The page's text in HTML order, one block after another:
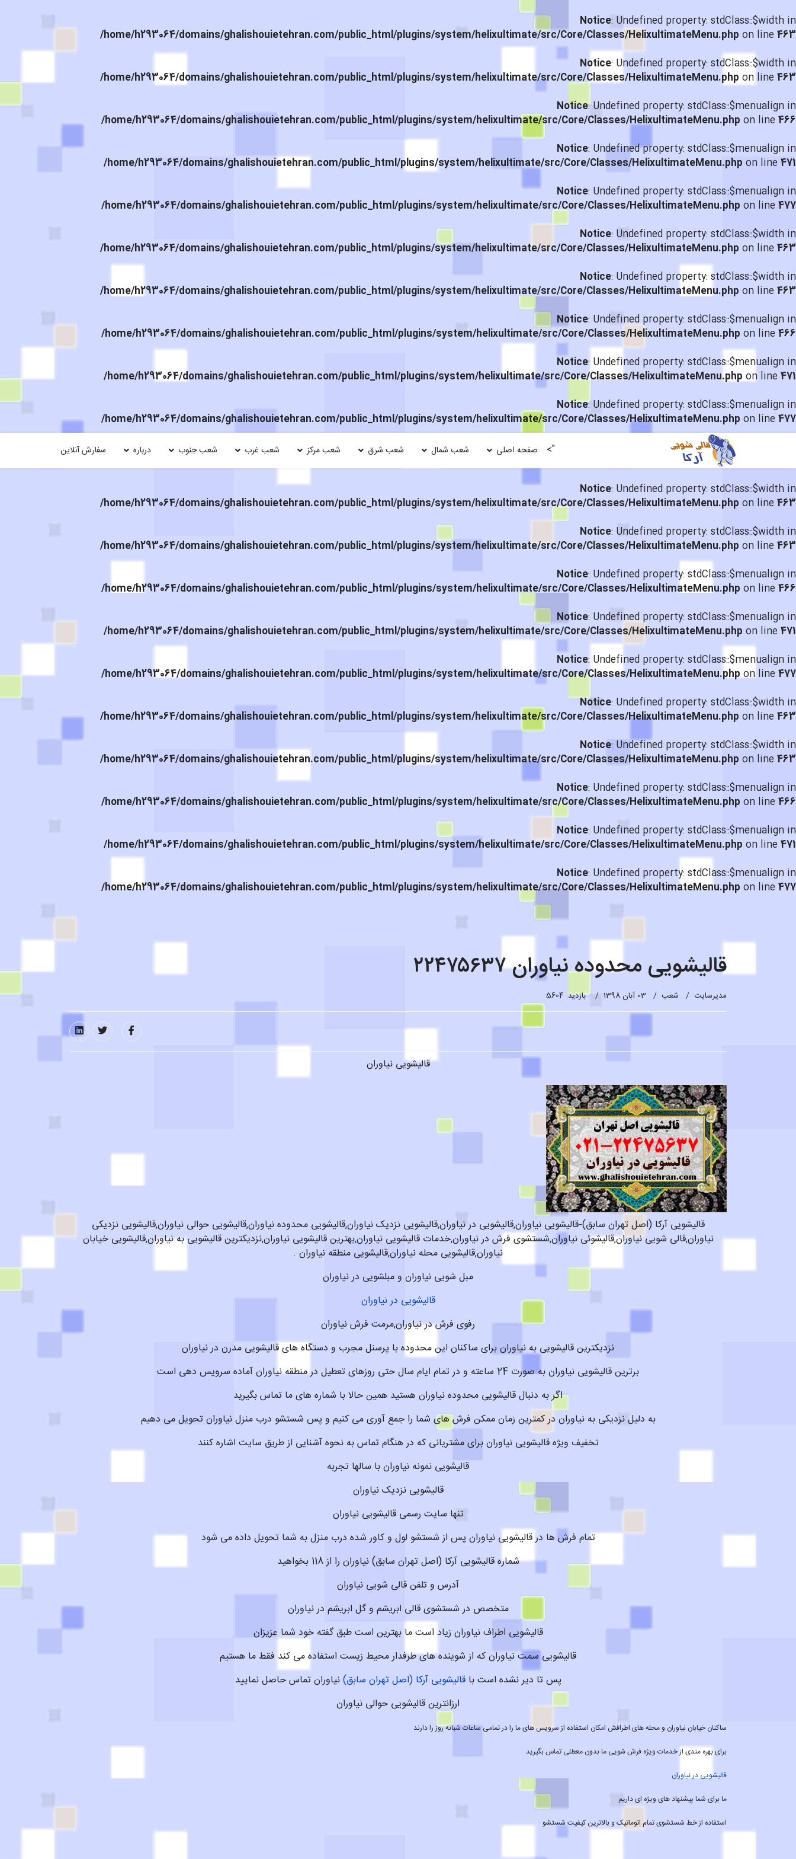
Notice: Undefined property: stdClass::$width in
/home/h293064/domains/ghalishouietehran.com/public_html/plugins/system/helixultimate/src/Core/Classes/HelixultimateMenu.php on line463
Notice: Undefined property: stdClass::$width in
/home/h293064/domains/ghalishouietehran.com/public_html/plugins/system/helixultimate/src/Core/Classes/HelixultimateMenu.php on line463
Notice: Undefined property: stdClass::$menualign in
/home/h293064/domains/ghalishouietehran.com/public_html/plugins/system/helixultimate/src/Core/Classes/HelixultimateMenu.php on line466
Notice: Undefined property: stdClass::$menualign in
/home/h293064/domains/ghalishouietehran.com/public_html/plugins/system/helixultimate/src/Core/Classes/HelixultimateMenu.php on line471
Notice: Undefined property: stdClass::$menualign in
/home/h293064/domains/ghalishouietehran.com/public_html/plugins/system/helixultimate/src/Core/Classes/HelixultimateMenu.php on line477
Notice: Undefined property: stdClass::$width in
/home/h293064/domains/ghalishouietehran.com/public_html/plugins/system/helixultimate/src/Core/Classes/HelixultimateMenu.php on line463
Notice: Undefined property: stdClass::$width in
/home/h293064/domains/ghalishouietehran.com/public_html/plugins/system/helixultimate/src/Core/Classes/HelixultimateMenu.php on line463
Notice: Undefined property: stdClass::$menualign in
/home/h293064/domains/ghalishouietehran.com/public_html/plugins/system/helixultimate/src/Core/Classes/HelixultimateMenu.php on line466
Notice: Undefined property: stdClass::$menualign in
/home/h293064/domains/ghalishouietehran.com/public_html/plugins/system/helixultimate/src/Core/Classes/HelixultimateMenu.php on line471
Notice: Undefined property: stdClass::$menualign in
/home/h293064/domains/ghalishouietehran.com/public_html/plugins/system/helixultimate/src/Core/Classes/HelixultimateMenu.php on line477
">
صفحه اصلی شعب شمال شعب شرق شعب مرکز شعب غرب شعب جنوب درباره سفارش آنلاین
Notice: Undefined property: stdClass::$width in
/home/h293064/domains/ghalishouietehran.com/public_html/plugins/system/helixultimate/src/Core/Classes/HelixultimateMenu.php on line463
Notice: Undefined property: stdClass::$width in
/home/h293064/domains/ghalishouietehran.com/public_html/plugins/system/helixultimate/src/Core/Classes/HelixultimateMenu.php on line463
Notice: Undefined property: stdClass::$menualign in
/home/h293064/domains/ghalishouietehran.com/public_html/plugins/system/helixultimate/src/Core/Classes/HelixultimateMenu.php on line466
Notice: Undefined property: stdClass::$menualign in
/home/h293064/domains/ghalishouietehran.com/public_html/plugins/system/helixultimate/src/Core/Classes/HelixultimateMenu.php on line471
Notice: Undefined property: stdClass::$menualign in
/home/h293064/domains/ghalishouietehran.com/public_html/plugins/system/helixultimate/src/Core/Classes/HelixultimateMenu.phpon line477
Notice: Undefined property: stdClass::$width in
/home/h293064/domains/ghalishouietehran.com/public_html/plugins/system/helixultimate/src/Core/Classes/HelixultimateMenu.php on line463
Notice: Undefined property: stdClass::$width in
/home/h293064/domains/ghalishouietehran.com/public_html/plugins/system/helixultimate/src/Core/Classes/HelixultimateMenu.php on line463
Notice: Undefined property: stdClass::$menualign in
/home/h293064/domains/ghalishouietehran.com/public_html/plugins/system/helixultimate/src/Core/Classes/HelixultimateMenu.php on line466
Notice: Undefined property: stdClass::$menualign in
/home/h293064/domains/ghalishouietehran.com/public_html/plugins/system/helixultimate/src/Core/Classes/HelixultimateMenu.php on line471
Notice: Undefined property: stdClass::$menualign in
/home/h293064/domains/ghalishouietehran.com/public_html/plugins/system/helixultimate/src/Core/Classes/HelixultimateMenu.php on line477
قالیشویی محدوده نیاوران ۲۲۴۷۵۶۳۷
مدیرسایت شعب 03 آبان 1398 بازدید: 5604
قالیشویی نیاوران
قالیشویی آرکا (اصل تهران سابق)-قالیشویی نیاوران,قالیشویی در نیاوران,قالیشویی نزدیک نیاوران,قالیشویی محدوده نیاوران,قالیشویی حوالی نیاوران,قالیشویی نزدیکی
نیاوران,قالی شویی نیاوران,قالیشوئی نیاوران,شستشوی فرش در نیاوران,خدمات قالیشویی نیاوران,بهترین قالیشویی نیاوران,نزدیکترین قالیشویی به نیاوران,قالیشویی خیابان
نیاوران,قالیشویی محله نیاوران,قالیشویی منطقه نیاوران .
مبل شویی نیاوران و مبلشویی در نیاوران
قالیشویی در نیاوران
رفوی فرش در نیاوران,مرمت فرش نیاوران
نزدیکترین قالیشویی به نیاوران برای ساکنان این محدوده با پرسنل مجرب و دستگاه های قالیشویی مدرن در نیاوران
برترین قالیشویی نیاوران به صورت 24 ساعته و در تمام ایام سال حتی روزهای تعطیل در منطقه نیاوران آماده سرویس دهی است
اگر به دنبال قالیشویی محدوده نیاوران هستید همین حالا با شماره های ما تماس بگیرید
به دلیل نزدیکی به نیاوران در کمترین زمان ممکن فرش های شما را جمع آوری می کنیم و پس شستشو درب منزل نیاوران تحویل می دهیم
تخفیف ویژه قالیشویی نیاوران برای مشتریانی که در هنگام تماس به نحوه آشنایی از طریق سایت اشاره کنند
قالیشویی نمونه نیاوران با سالها تجربه
قالیشویی نزدیک نیاوران
تنها سایت رسمی قالیشویی نیاوران
تمام فرش ها در قالیشویی نیاوران پس از شستشو لول و کاور شده درب منزل به شما تحویل داده می شود
شماره قالیشویی آرکا (اصل تهران سابق) نیاوران را از 118 بخواهید
آدرس و تلفن قالی شویی نیاوران
متخصص در شستشوی قالی ابریشم و گل ابریشم در نیاوران
قالیشویی اطراف نیاوران زیاد است ما بهترین است طبق گفته خود شما عزیزان
قالیشویی سمت نیاوران که از شوینده های طرفدار محیط زیست استفاده می کند فقط ما هستیم
پس تا دیر نشده است باقالیشویی آرکا (اصل تهران سابق)نیاوران تماس حاصل نمایید
ارزانترین قالیشویی حوالی نیاوران
ساکنان خیابان نیاوران و محله های اطرافش امکان استفاده از سرویس های ما را در تمامی ساعات شبانه روز را دارند
برای بهره مندی از خدمات ویژه فرش شویی ما بدون معطلی تماس بگیرید
قالیشویی در نیاوران
ما برای شما پیشنهاد های ویژه ای داریم
استفاده از خط شستشوی تمام اتوماتیک و بالاترین کیفیت شستشو